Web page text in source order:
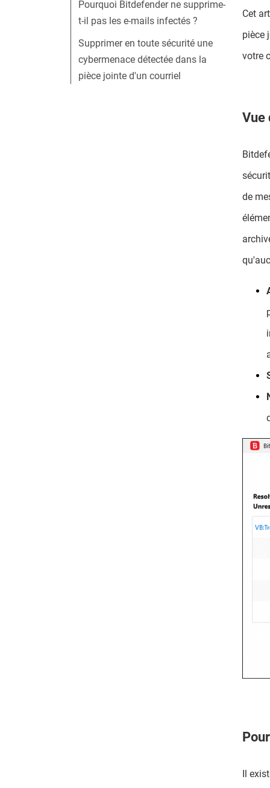
Pourquoi Bitdefender ne supprime-
t-il pas les e-mails infectés ?
Supprimer en toute sécurité une
cybermenace détectée dans la
pièce jointe d'un courriel
Cet
pièce
votre
Vue
de
Il